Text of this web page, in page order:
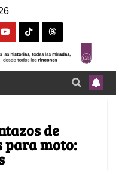
de
para moto: